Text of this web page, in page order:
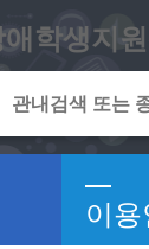
학생지
이용